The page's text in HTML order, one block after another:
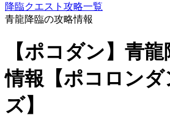
降臨クエスト攻略一覧
青龍降臨の攻略情報
【ポコダン】青
情報【ポコロン
ズ】